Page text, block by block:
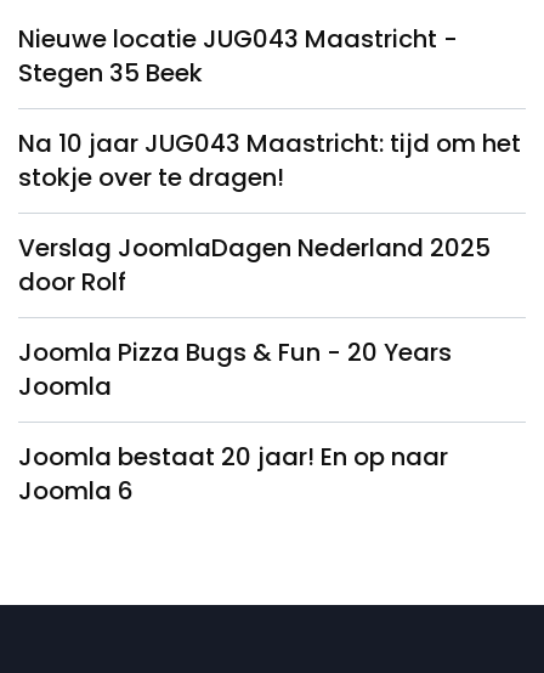
Nieuwe locatie JUG043 Maastricht -
Stegen 35 Beek
Na 10 jaar JUG043 Maastricht: tijd om het
stokje over te dragen!
Verslag JoomlaDagen Nederland 2025
door Rolf
Joomla Pizza Bugs & Fun - 20 Years
Joomla
Joomla bestaat 20 jaar! En op naar
Joomla 6